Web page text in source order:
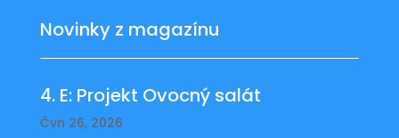
Novinky z magazínu
4. E: Projekt Ovocný salát
Čvn 26, 2026